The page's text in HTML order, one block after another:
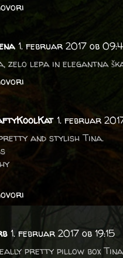
1. februar 2017 ob
zelo lepa in elegantna
1. februar
and stylish Tina.
1. februar 2017 ob 19:15
pretty pillow box